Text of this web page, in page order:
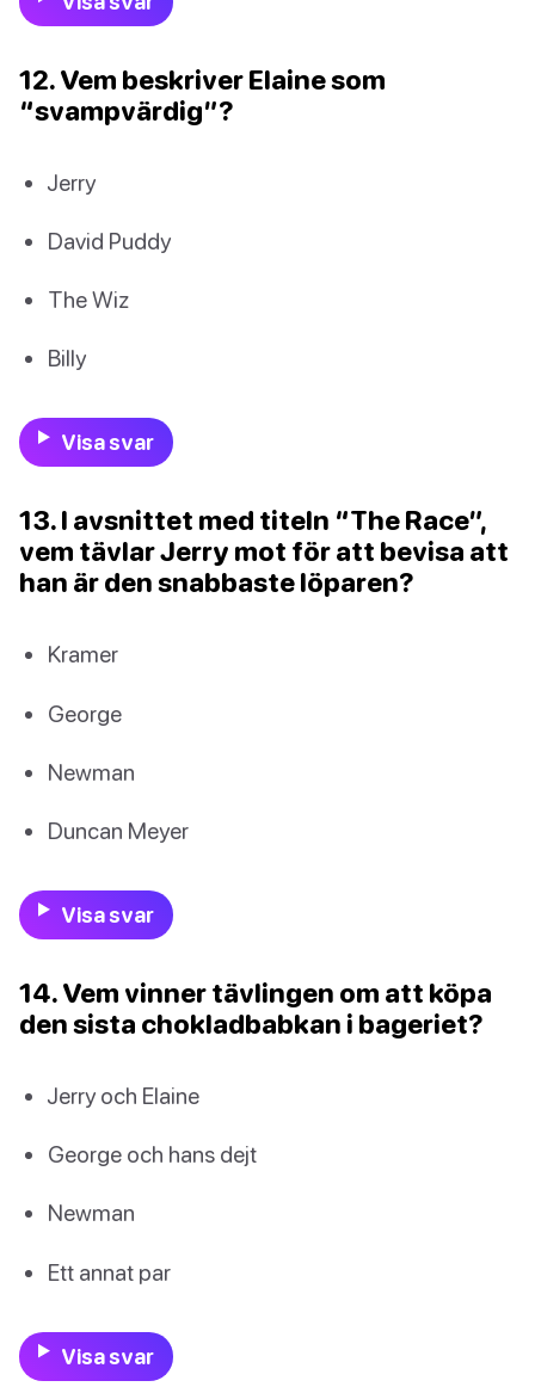
12. Vem beskriver Elaine som
“svampvärdig”?
Jerry
David Puddy
The Wiz
Billy
Visa svar
13. I avsnittet med titeln “The Race”,
vem tävlar Jerry mot för att bevisa att
han är den snabbaste löparen?
Kramer
George
Newman
Duncan Meyer
Visa svar
14. Vem vinner tävlingen om att köpa
den sista chokladbabkan i bageriet?
Jerry och Elaine
George och hans dejt
Newman
Ett annat par
Visa svar